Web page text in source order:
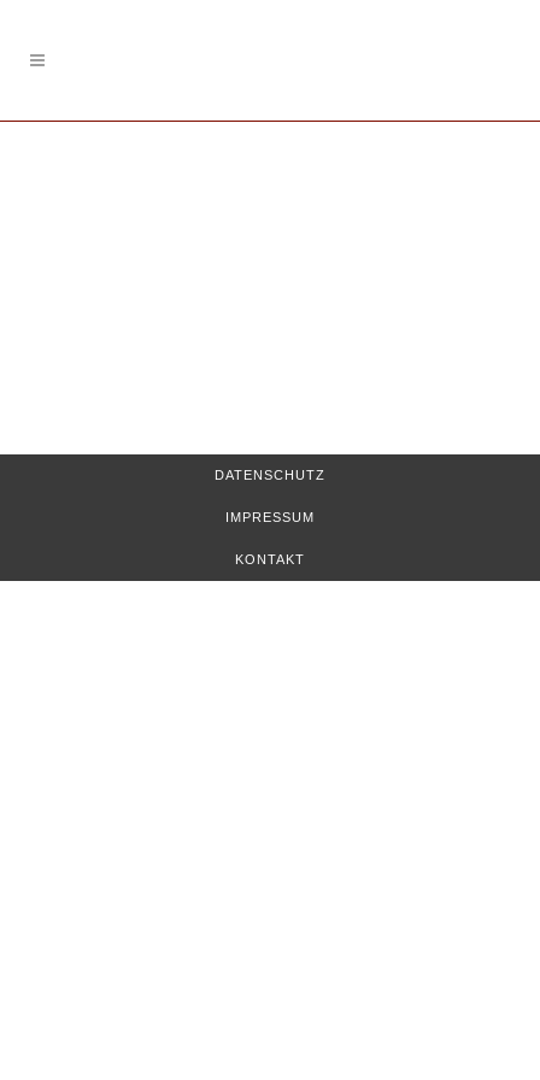
DATENSCHUTZ
IMPRESSUM
KONTAKT